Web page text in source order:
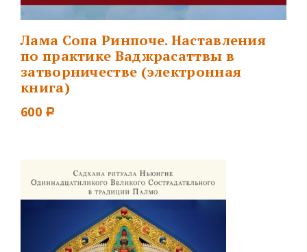
Лама Сопа Ринпоче. Наставления
по практике Ваджрасаттвы в
затворничестве (электронная
книга)
600 Р